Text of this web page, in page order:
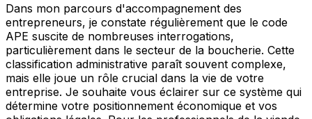
Dans mon parcours d'accompagnement des
entrepreneurs, je constate régulièrement que le code
APE suscite de nombreuses interrogations,
particulièrement dans le secteur de la boucherie. Cette
classification administrative paraît souvent complexe,
mais elle joue un rôle crucial dans la vie de votre
entreprise. Je souhaite vous éclairer sur ce système qui
détermine votre positionnement économique et vos